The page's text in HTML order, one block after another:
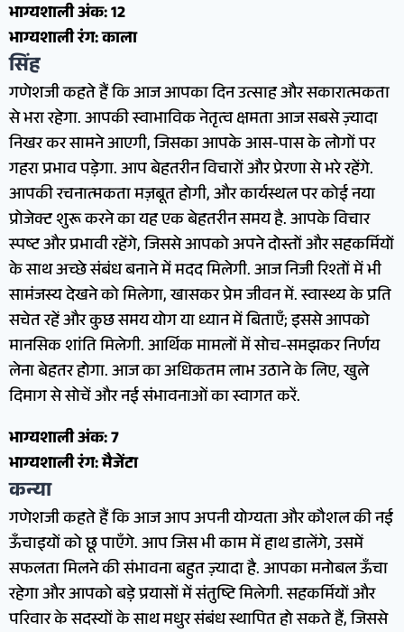
भाग्यशाली अंक: 12
भाग्यशाली रंग: काला
सिंह
गणेशजी कहते हैं कि आज आपका दिन उत्साह और सकारात्मकता
से भरा रहेगा. आपकी स्वाभाविक नेतृत्व क्षमता आज सबसे ज़्यादा
निखर कर सामने आएगी, जिसका आपके आस-पास के लोगों पर
गहरा प्रभाव पड़ेगा. आप बेहतरीन विचारों और प्रेरणा से भरे रहेंगे.
आपकी रचनात्मकता मज़बूत होगी, और कार्यस्थल पर कोई नया
प्रोजेक्ट शुरू करने का यह एक बेहतरीन समय है. आपके विचार
स्पष्ट और प्रभावी रहेंगे, जिससे आपको अपने दोस्तों और सहकर्मियों
के साथ अच्छे संबंध बनाने में मदद मिलेगी. आज निजी रिश्तों में भी
सामंजस्य देखने को मिलेगा, खासकर प्रेम जीवन में. स्वास्थ्य के प्रति
सचेत रहें और कुछ समय योग या ध्यान में बिताएँ; इससे आपको
मानसिक शांति मिलेगी. आर्थिक मामलों में सोच-समझकर निर्णय
लेना बेहतर होगा. आज का अधिकतम लाभ उठाने के लिए, खुले
दिमाग से सोचें और नई संभावनाओं का स्वागत करें.
भाग्यशाली अंक: 7
भाग्यशाली रंग: मैजेंटा
कन्या
गणेशजी कहते हैं कि आज आप अपनी योग्यता और कौशल की नई
ऊँचाइयों को छू पाएँगे. आप जिस भी काम में हाथ डालेंगे, उसमें
सफलता मिलने की संभावना बहुत ज़्यादा है. आपका मनोबल ऊँचा
रहेगा और आपको बड़े प्रयासों में संतुष्टि मिलेगी. सहकर्मियों और
परिवार के सदस्यों के साथ मधुर संबंध स्थापित हो सकते हैं, जिससे